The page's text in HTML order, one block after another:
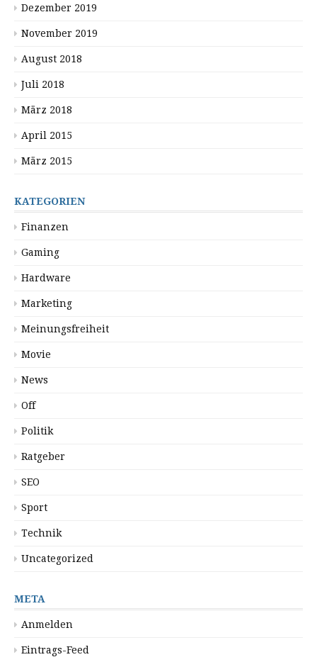
Dezember 2019
November 2019
August 2018
Juli 2018
März 2018
April 2015
März 2015
KATEGORIEN
Finanzen
Gaming
Hardware
Marketing
Meinungsfreiheit
Movie
News
Off
Politik
Ratgeber
SEO
Sport
Technik
Uncategorized
META
Anmelden
Eintrags-Feed